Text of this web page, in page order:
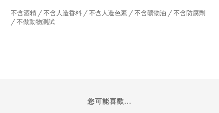
不含酒精 / 不含人造香料 / 不含人造色素 / 不含礦物油 / 不含防腐劑
/ 不做動物測試
您可能喜歡...